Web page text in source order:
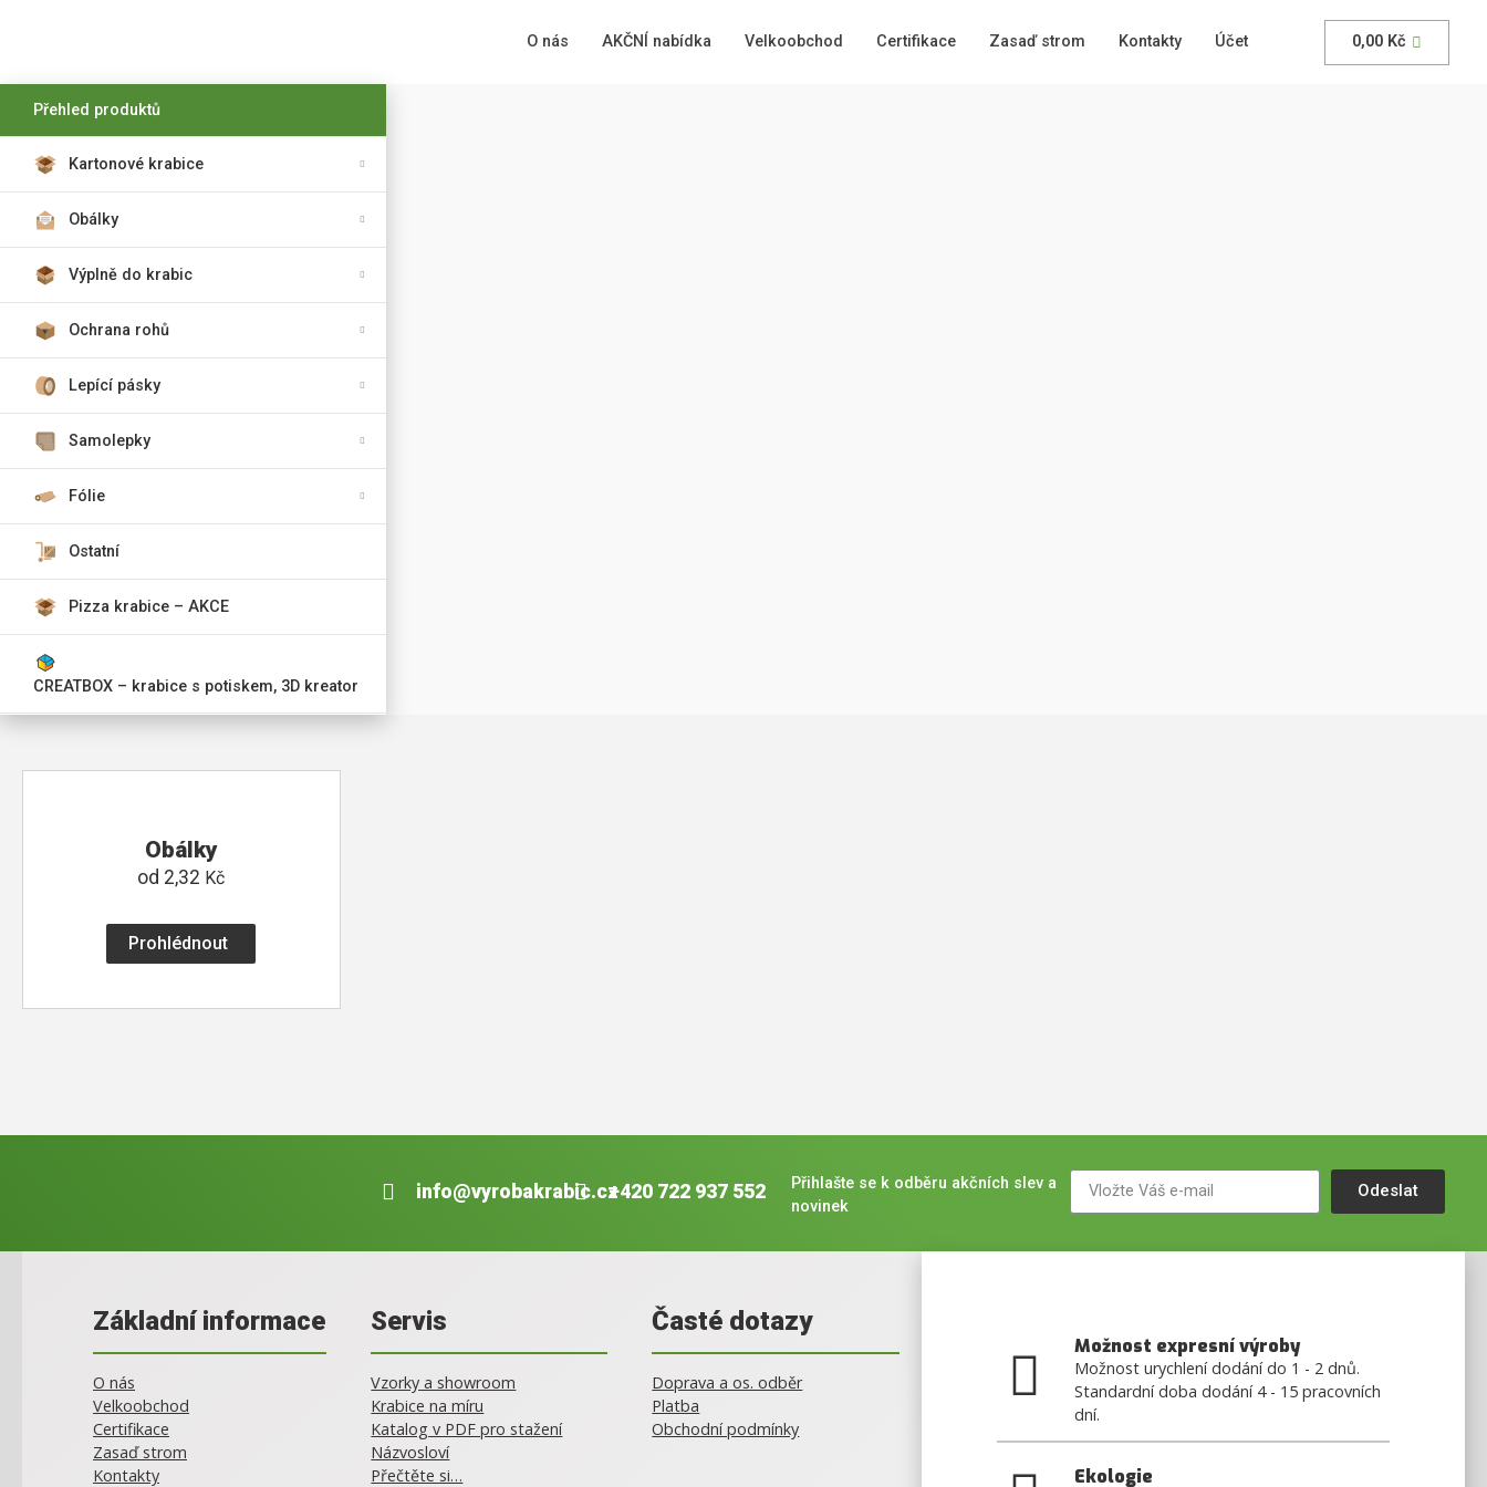
O nás AKČNÍ nabídka Velkoobchod Certifikace Zasaď strom Kontakty Účet 0,00 Kč
Přehled produktů
Kartonové krabice
Obálky
Výplně do krabic
Ochrana rohů
Lepící pásky
Samolepky
Fólie
Ostatní
Pizza krabice – AKCE
CREATBOX – krabice s potiskem, 3D kreator
Obálky
od 2,32 Kč
Prohlédnout
info@vyrobakrabic.cz+420 722 937 552
Přihlašte se k odběru akčních slev a
novinek
Odeslat
Základní informace
O nás
Velkoobchod
Certifikace
Zasaď strom
Kontakty
Servis
Vzorky a showroom
Krabice na míru
Katalog v PDF pro stažení
Názvosloví
Přečtěte si…
Časté dotazy
Doprava a os. odběr
Platba
Obchodní podmínky
Možnost expresní výroby
Možnost urychlení dodání do 1 - 2 dnů.
Standardní doba dodání 4 - 15 pracovních
dní.
Ekologie